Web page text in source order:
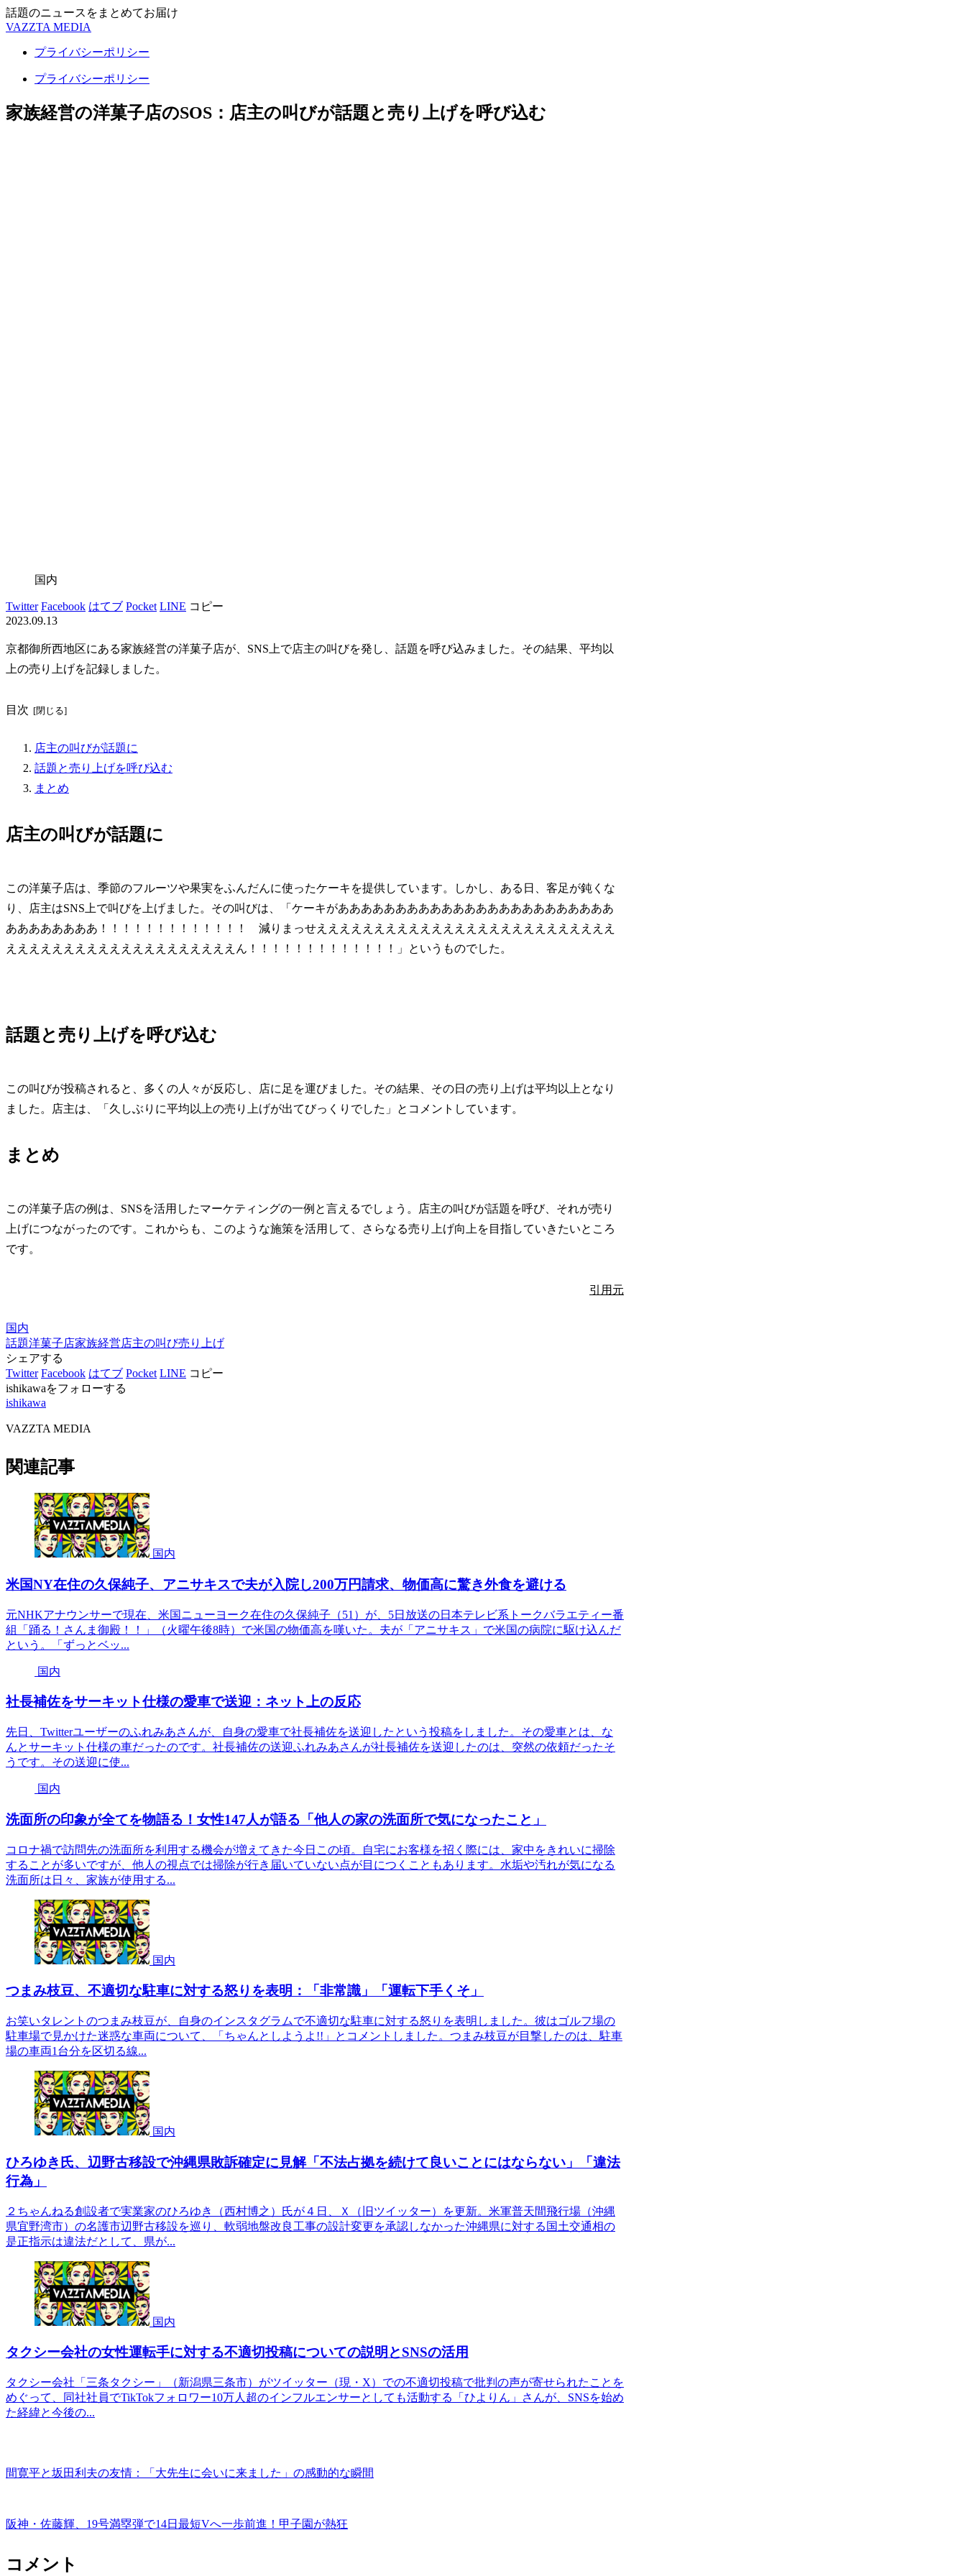
話題のニュースをまとめてお届け
VAZZTA MEDIA
プライバシーポリシー
プライバシーポリシー
家族経営の洋菓子店のSOS：店主の叫びが話題と売り上げを呼び込む
国内
Twitter Facebook はてブ Pocket LINE コピー
2023.09.13
京都御所西地区にある家族経営の洋菓子店が、SNS上で店主の叫びを発し、話題を呼び込みました。その結果、平均以
上の売り上げを記録しました。
目次
店主の叫びが話題に
話題と売り上げを呼び込む
まとめ
店主の叫びが話題に
この洋菓子店は、季節のフルーツや果実をふんだんに使ったケーキを提供しています。しかし、ある日、客足が鈍くな
り、店主はSNS上で叫びを上げました。その叫びは、「ケーキがああああああああああああああああああああああああ
ああああああああ！！！！！！！！！！！！！ 減りまっせええええええええええええええええええええええええええ
ええええええええええええええええええええん！！！！！！！！！！！！！」というものでした。
話題と売り上げを呼び込む
この叫びが投稿されると、多くの人々が反応し、店に足を運びました。その結果、その日の売り上げは平均以上となり
ました。店主は、「久しぶりに平均以上の売り上げが出てびっくりでした」とコメントしています。
まとめ
この洋菓子店の例は、SNSを活用したマーケティングの一例と言えるでしょう。店主の叫びが話題を呼び、それが売り
上げにつながったのです。これからも、このような施策を活用して、さらなる売り上げ向上を目指していきたいところ
です。
引用元
国内
話題洋菓子店家族経営店主の叫び売り上げ
シェアする
Twitter Facebook はてブ Pocket LINE コピー
ishikawaをフォローする
ishikawa
VAZZTA MEDIA
関連記事
国内
米国NY在住の久保純子、アニサキスで夫が入院し200万円請求、物価高に驚き外食を避ける
元NHKアナウンサーで現在、米国ニューヨーク在住の久保純子（51）が、5日放送の日本テレビ系トークバラエティー番
組「踊る！さんま御殿！！」（火曜午後8時）で米国の物価高を嘆いた。夫が「アニサキス」で米国の病院に駆け込んだ
という。「ずっとベッ...
国内
社長補佐をサーキット仕様の愛車で送迎：ネット上の反応
先日、Twitterユーザーのふれみあさんが、自身の愛車で社長補佐を送迎したという投稿をしました。その愛車とは、な
んとサーキット仕様の車だったのです。社長補佐の送迎ふれみあさんが社長補佐を送迎したのは、突然の依頼だったそ
うです。その送迎に使...
国内
洗面所の印象が全てを物語る！女性147人が語る「他人の家の洗面所で気になったこと」
コロナ禍で訪問先の洗面所を利用する機会が増えてきた今日この頃。自宅にお客様を招く際には、家中をきれいに掃除
することが多いですが、他人の視点では掃除が行き届いていない点が目につくこともあります。水垢や汚れが気になる
洗面所は日々、家族が使用する...
国内
つまみ枝豆、不適切な駐車に対する怒りを表明：「非常識」「運転下手くそ」
お笑いタレントのつまみ枝豆が、自身のインスタグラムで不適切な駐車に対する怒りを表明しました。彼はゴルフ場の
駐車場で見かけた迷惑な車両について、「ちゃんとしようよ!!」とコメントしました。つまみ枝豆が目撃したのは、駐車
場の車両1台分を区切る線...
国内
ひろゆき氏、辺野古移設で沖縄県敗訴確定に見解「不法占拠を続けて良いことにはならない」「違法
行為」
２ちゃんねる創設者で実業家のひろゆき（西村博之）氏が４日、Ｘ（旧ツイッター）を更新。米軍普天間飛行場（沖縄
県宜野湾市）の名護市辺野古移設を巡り、軟弱地盤改良工事の設計変更を承認しなかった沖縄県に対する国土交通相の
是正指示は違法だとして、県が...
国内
タクシー会社の女性運転手に対する不適切投稿についての説明とSNSの活用
タクシー会社「三条タクシー」（新潟県三条市）がツイッター（現・X）での不適切投稿で批判の声が寄せられたことを
めぐって、同社社員でTikTokフォロワー10万人超のインフルエンサーとしても活動する「ひよりん」さんが、SNSを始め
た経緯と今後の...
間寛平と坂田利夫の友情：「大先生に会いに来ました」の感動的な瞬間
阪神・佐藤輝、19号満塁弾で14日最短Vへ一歩前進！甲子園が熱狂
コメント